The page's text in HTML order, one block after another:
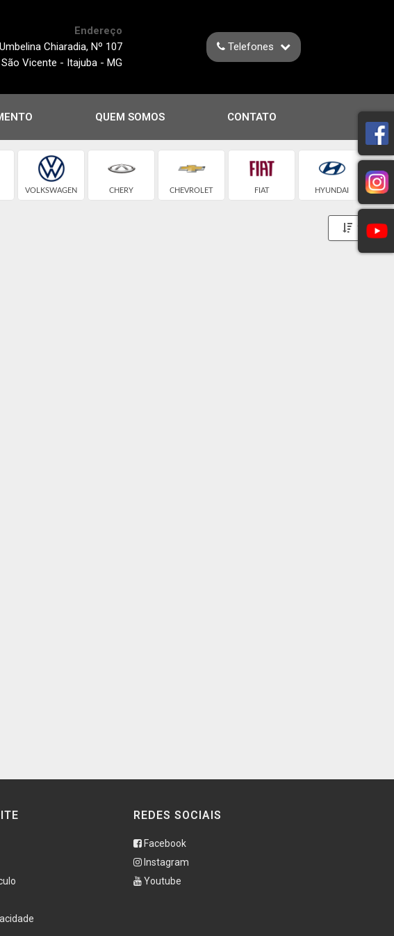
Endereço
Chiaradia, Nº 107
São Vicente - Itajuba - MG
Telefones
QUEM SOMOS CONTATO
VOLKSWAGEN CHERY CHEVROLET FIAT HYUNDAI
Toggle
REDES SOCIAIS
Facebook
Instagram
Youtube